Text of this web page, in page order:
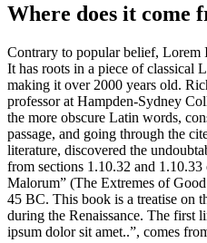
Where does it come
Contrary to popular belief, Lorem
It has roots in a piece of classical
making it over 2000 years old.
professor at Hampden-Sydney
the more obscure Latin words,
passage, and going through the
literature, discovered the
from sections 1.10.32 and
Malorum” (The Extremes of
45 BC. This book is a treatise on
during the Renaissance. The first
ipsum dolor sit amet..”, comes